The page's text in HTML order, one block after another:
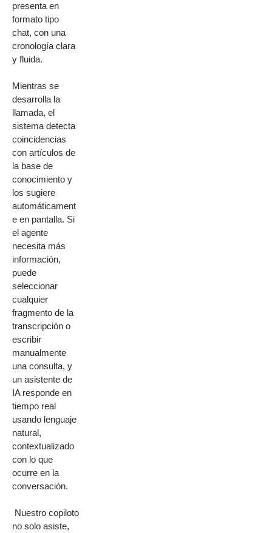
presenta en
formato tipo
chat, con una
cronología clara
y fluida.
Mientras se
desarrolla la
llamada, el
sistema detecta
coincidencias
con artículos de
la base de
conocimiento y
los sugiere
automáticament
e en pantalla. Si
el agente
necesita más
información,
puede
seleccionar
cualquier
fragmento de la
transcripción o
escribir
manualmente
una consulta, y
un asistente de
IA responde en
tiempo real
usando lenguaje
natural,
contextualizado
con lo que
ocurre en la
conversación.
Nuestro copiloto
no solo asiste,